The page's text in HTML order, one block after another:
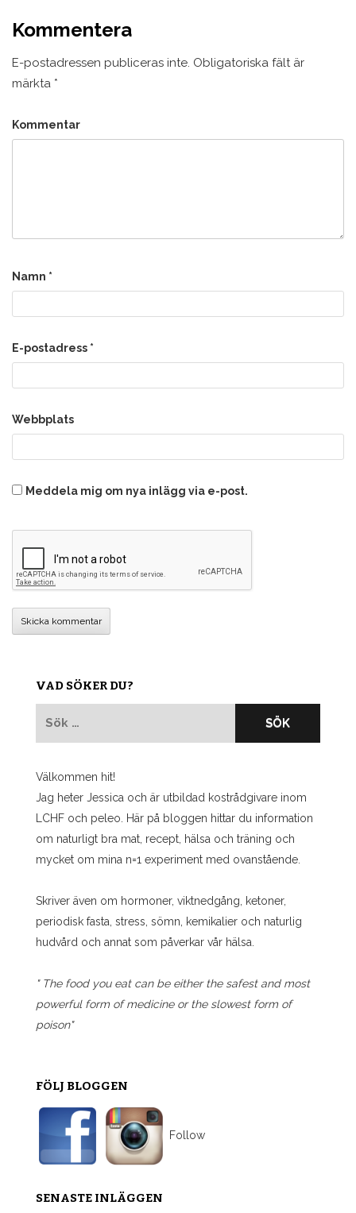
Kommentera
E-postadressen publiceras inte. Obligatoriska fält är
märkta *
Kommentar
Namn *
E-postadress *
Webbplats
Meddela mig om nya inlägg via e-post.
VAD SÖKER DU?
Välkommen hit!
Jag heter Jessica och är utbildad kostrådgivare inom
LCHF och peleo. Här på bloggen hittar du information
om naturligt bra mat, recept, hälsa och träning och
mycket om mina n=1 experiment med ovanstående.
Skriver även om hormoner, viktnedgång, ketoner,
periodisk fasta, stress, sömn, kemikalier och naturlig
hudvård och annat som påverkar vår hälsa.
" The food you eat can be either the safest and most
powerful form of medicine or the slowest form of
poison"
FÖLJ BLOGGEN
Follow
SENASTE INLÄGGEN